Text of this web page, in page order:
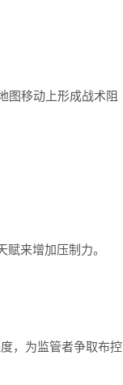
图移动上形成战术阻
来增加压制力。
，为监管者争取布控